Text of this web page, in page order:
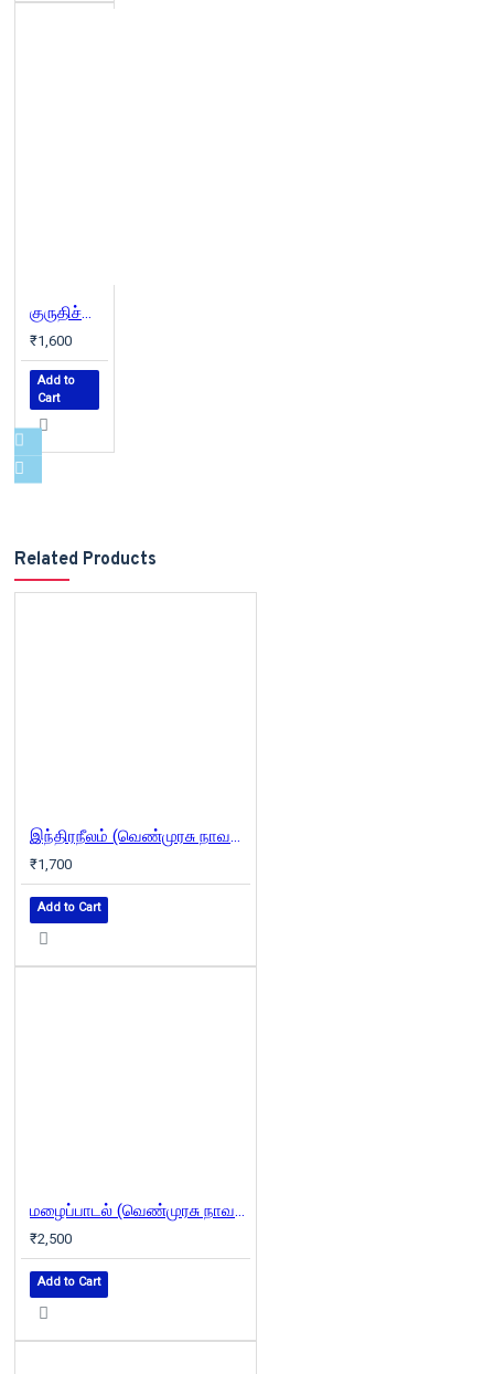
குருதிச்சாரல் (வெண்முரசு நாவல்-16)
₹1,600
Add to
Cart
Related Products
இந்திரநீலம் (வெண்முரசு நாவல்-07)
₹1,700
Add to Cart
மழைப்பாடல் (வெண்முரசு நாவல்-02)
₹2,500
Add to Cart